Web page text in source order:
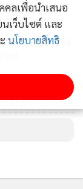
ะดับบริการเชิง
บ.
องกันผู้รับ
พุ่ง 1,300 ล้าน
คลเพื่อนำเสนอ
เว็บไซต์ และ
นโยบายสิทธิ